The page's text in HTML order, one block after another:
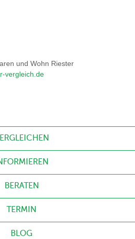
und Wohn Riester
vergleich.de
BERATEN
TERMIN
BLOG